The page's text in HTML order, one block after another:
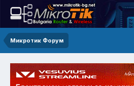
Микротик Форум